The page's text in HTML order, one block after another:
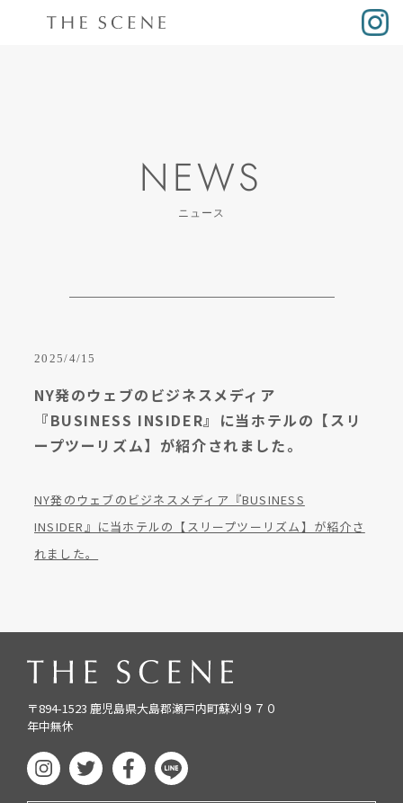
NEWS
ニュース
2025/4/15
NY発のウェブのビジネスメディア
『BUSINESS INSIDER』に当ホテルの【スリ
ープツーリズム】が紹介されました。
NY発のウェブのビジネスメディア『BUSINESS
INSIDER』に当ホテルの【スリープツーリズム】が紹介さ
れました。
〒894-1523 鹿児島県大島郡瀬戸内町蘇刈９７０
年中無休